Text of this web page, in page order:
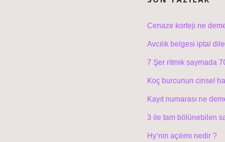
Cenaze korteji ne
Avcılık belgesi iptal
7 Şer ritmik saymada
Koç burcunun cinsel
Kayıt numarası ne
3 ile tam bölünebilen
Hy’nin açılımı nedir ?